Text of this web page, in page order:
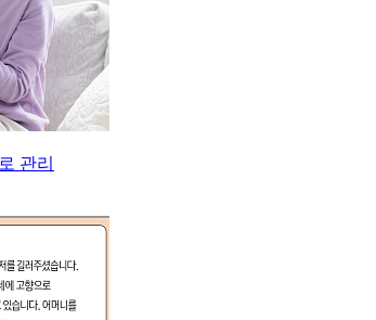
관리